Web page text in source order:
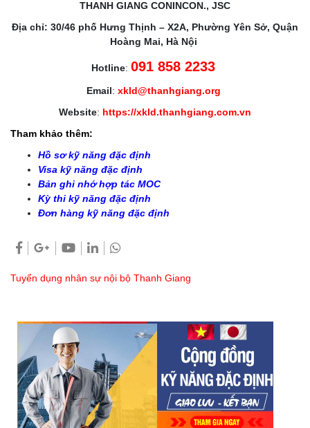
THANH GIANG CONINCON., JSC
Địa chỉ: 30/46 phố Hưng Thịnh – X2A, Phường Yên Sở, Quận
Hoàng Mai, Hà Nội
Hotline: 091 858 2233
Email: xkld@thanhgiang.org
Website: https://xkld.thanhgiang.com.vn
Tham khảo thêm:
Hồ sơ kỹ năng đặc định
Visa kỹ năng đặc định
Bản ghi nhớ hợp tác MOC
Kỳ thi kỹ năng đặc định
Đơn hàng kỹ năng đặc định
Tuyển dụng nhân sự nội bộ Thanh Giang